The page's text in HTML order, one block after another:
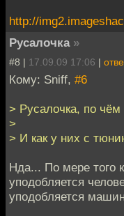
http://
Русалочка »
#8 | 17.09.09 17:06 |
Кому: Sniff, #6
> Русалочка, по
>
> И как у них с
Нда... По мере того
уподобляется
уподобляется